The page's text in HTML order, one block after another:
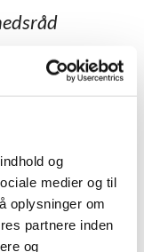
og
medier og til
oplysninger om
partnere inden
og
Kirke- og
2026
Passer